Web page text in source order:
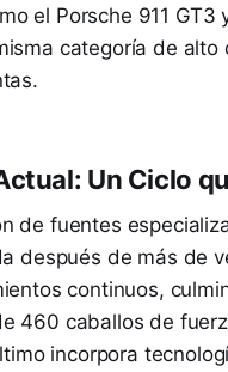
el Porsche 911
categoría de
Un Ciclo
de fuentes
después de más de
continuos,
460 caballos de
incorpora